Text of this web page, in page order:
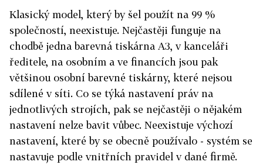
Klasický model, který by šel použít na 99 %
společností, neexistuje. Nejčastěji funguje na
chodbě jedna barevná tiskárna A3, v kanceláři
ředitele, na osobním a ve financích jsou pak
většinou osobní barevné tiskárny, které nejsou
sdílené v síti. Co se týká nastavení práv na
jednotlivých strojích, pak se nejčastěji o nějakém
nastavení nelze bavit vůbec. Neexistuje výchozí
nastavení, které by se obecně používalo - systém se
nastavuje podle vnitřních pravidel v dané firmě.